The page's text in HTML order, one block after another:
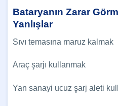
Bataryanın Zarar
Yanlışlar
Sıvı temasına maruz kalmak
Araç şarjı kullanmak
Yan sanayi ucuz şarj aleti